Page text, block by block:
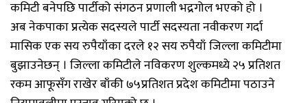
कमिटी बनेपछि पार्टीको संगठन प्रणाली भद्रगोल भएको हो ।
अब नेकपाका प्रत्येक सदस्यले पार्टी सदस्यता नवीकरण गर्दा
मासिक एक सय रुपैयाँका दरले १२ सय रुपैयाँ जिल्ला कमिटीमा
बुझाउनेछन् । जिल्ला कमिटीले नविकरण शुल्कमध्ये २५ प्रतिशत
रकम आफूसँग राखेर बाँकी ७५प्रतिशत प्रदेश कमिटीमा पठाउने